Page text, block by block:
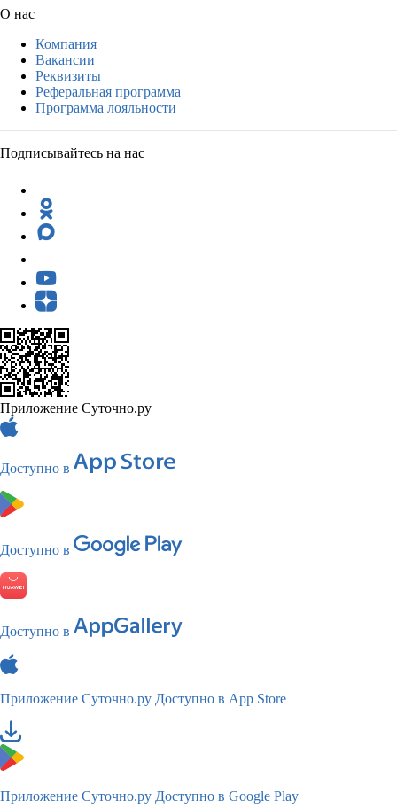
О нас
Компания
Вакансии
Реквизиты
Реферальная программа
Программа лояльности
Подписывайтесь на нас
Приложение Суточно.ру
Доступно в
Доступно в
Доступно в
Приложение Суточно.ру Доступно в App Store
Приложение Суточно.ру Доступно в Google Play